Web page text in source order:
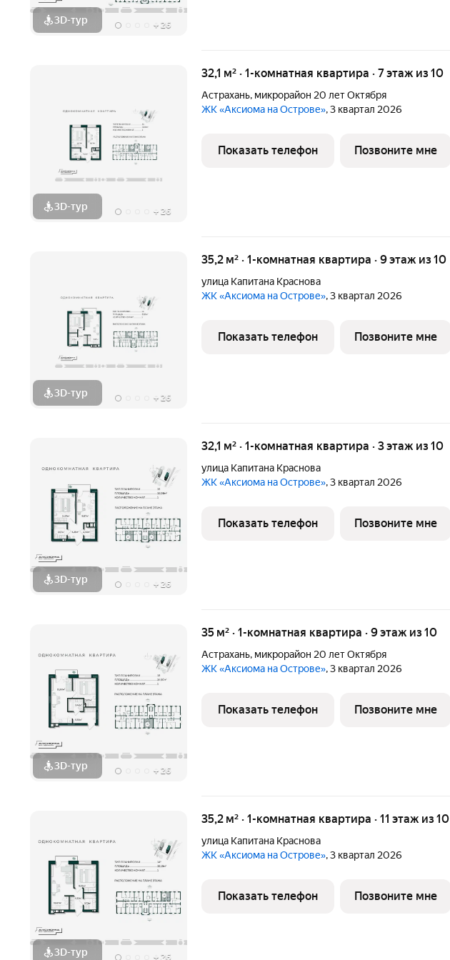
3D-тур + 26
3D-тур + 26
32,1 м² · 1-комнатная квартира · 7 этаж из 10
Астрахань, микрорайон 20 лет Октября
ЖК «Аксиома на Острове», 3 квартал 2026
Показать телефон Позвоните мне
3D-тур + 26
35,2 м² · 1-комнатная квартира · 9 этаж из 10
улица Капитана Краснова
ЖК «Аксиома на Острове», 3 квартал 2026
Показать телефон Позвоните мне
3D-тур + 26
32,1 м² · 1-комнатная квартира · 3 этаж из 10
улица Капитана Краснова
ЖК «Аксиома на Острове», 3 квартал 2026
Показать телефон Позвоните мне
3D-тур + 26
35 м² · 1-комнатная квартира · 9 этаж из 10
Астрахань, микрорайон 20 лет Октября
ЖК «Аксиома на Острове», 3 квартал 2026
Показать телефон Позвоните мне
3D-тур + 26
35,2 м² · 1-комнатная квартира · 11 этаж из 10
улица Капитана Краснова
ЖК «Аксиома на Острове», 3 квартал 2026
Показать телефон Позвоните мне